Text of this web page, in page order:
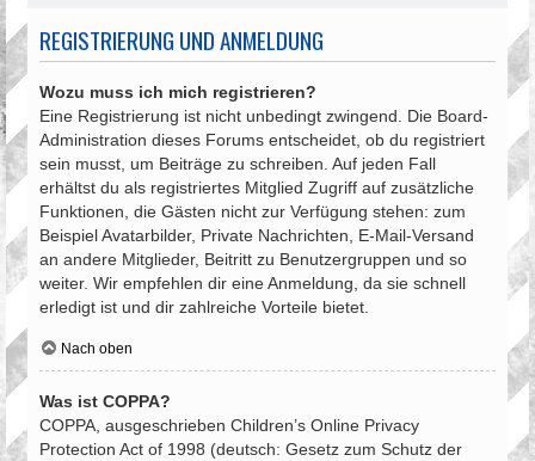
REGISTRIERUNG UND ANMELDUNG
Wozu muss ich mich registrieren?
Eine Registrierung ist nicht unbedingt zwingend. Die Board-
Administration dieses Forums entscheidet, ob du registriert
sein musst, um Beiträge zu schreiben. Auf jeden Fall
erhältst du als registriertes Mitglied Zugriff auf zusätzliche
Funktionen, die Gästen nicht zur Verfügung stehen: zum
Beispiel Avatarbilder, Private Nachrichten, E-Mail-Versand
an andere Mitglieder, Beitritt zu Benutzergruppen und so
weiter. Wir empfehlen dir eine Anmeldung, da sie schnell
erledigt ist und dir zahlreiche Vorteile bietet.
Nach oben
Was ist COPPA?
COPPA, ausgeschrieben Children’s Online Privacy
Protection Act of 1998 (deutsch: Gesetz zum Schutz der